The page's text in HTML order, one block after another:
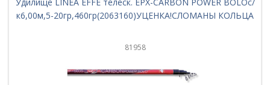
к6,00м,5-20гр,460гр(2063160)УЦЕНКА!СЛОМАНЫ КОЛЬЦА
81958